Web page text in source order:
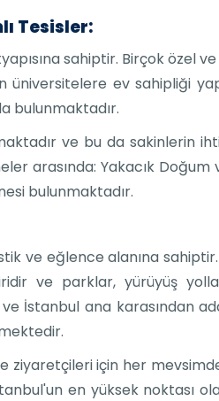
Tesisler:
sahiptir. Birçok özel
üniversitelere ev sahipliği
bulunmaktadır.
ve bu da sakinlerin
arasında: Yakacık Doğum
bulunmaktadır.
ve eğlence alanına
ve parklar, yürüyüş
İstanbul ana karasından
ziyaretçileri için her
en yüksek noktası